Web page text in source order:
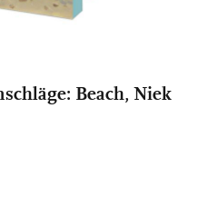
Beach, Niek